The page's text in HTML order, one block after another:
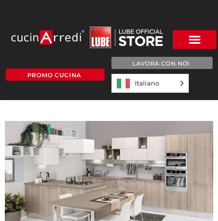
PROMO CUCINA
LAVORA CON NOI
Italiano